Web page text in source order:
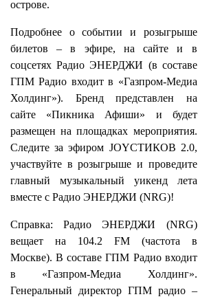
острове.
Подробнее о событии и розыгрыше
билетов – в эфире, на сайте и в
соцсетях Радио ЭНЕРДЖИ (в составе
ГПМ Радио входит в «Газпром-Медиа
Холдинг»). Бренд представлен на
сайте «Пикника Афиши» и будет
размещен на площадках мероприятия.
Следите за эфиром JOYСТИКОВ 2.0,
участвуйте в розыгрыше и проведите
главный музыкальный уикенд лета
вместе с Радио ЭНЕРДЖИ (NRG)!
Справка: Радио ЭНЕРДЖИ (NRG)
вещает на 104.2 FM (частота в
Москве). В составе ГПМ Радио входит
в «Газпром-Медиа Холдинг».
Генеральный директор ГПМ радио –